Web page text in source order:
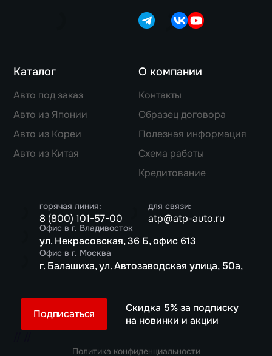
Каталог
Авто под заказ
Авто из Японии
Авто из Кореи
Авто из Китая
О компании
Контакты
Образец договора
Полезная информация
Схема работы
Кредитование
горячая линия:
8 (800) 101-57-00
для связи:
atp@atp-auto.ru
Офис в г. Владивосток
ул. Некрасовская, 36 Б, офис 613
Офис в г. Москва
г. Балашиха, ул. Автозаводская улица, 50а,
Скидка 5% за подписку
на новинки и акции
Подписаться
Политика конфиденциальности